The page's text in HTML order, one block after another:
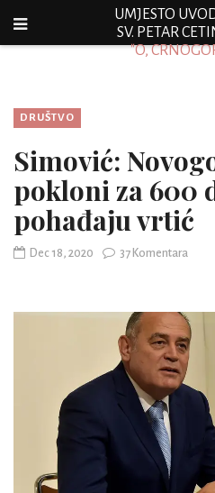
UMJESTO
SV. PETAR
"O,
DRUŠTVO
Simović:
pokloni za 600
pohađaju vrtić
Dec 18, 2020 37 Komentara